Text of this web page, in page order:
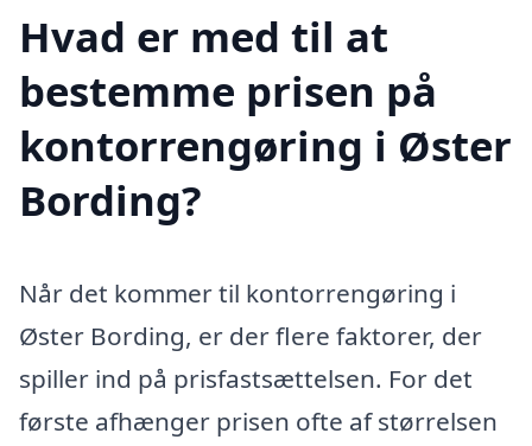
Hvad er med til at
bestemme prisen på
kontorrengøring i Øster
Bording?
Når det kommer til kontorrengøring i
Øster Bording, er der flere faktorer, der
spiller ind på prisfastsættelsen. For det
første afhænger prisen ofte af størrelsen